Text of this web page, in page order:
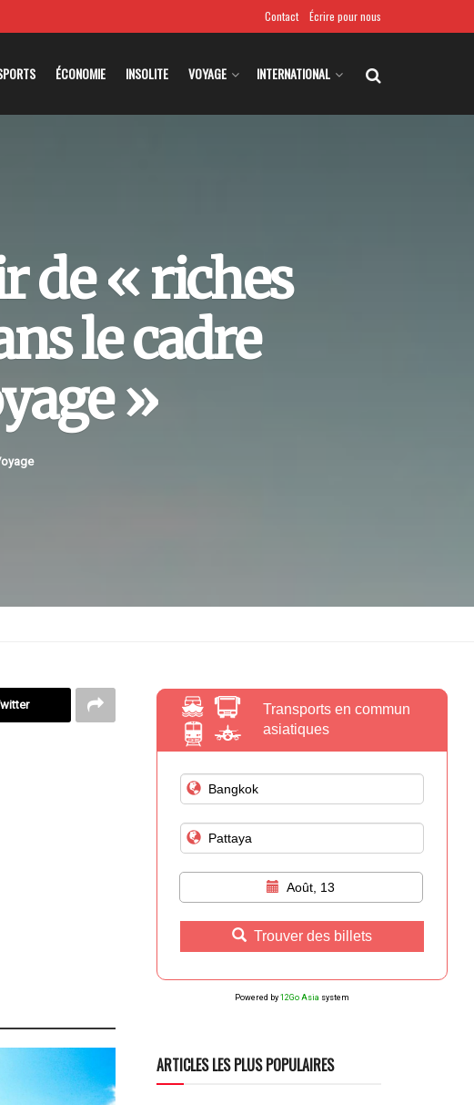
Contact Écrire pour nous
ÉCONOMIE INSOLITE VOYAGE INTERNATIONAL
de « riches
le cadre
»
Transports en commun
asiatiques
Août, 13
Trouver des billets
Powered by 12Go Asia system
ARTICLES LES PLUS POPULAIRES